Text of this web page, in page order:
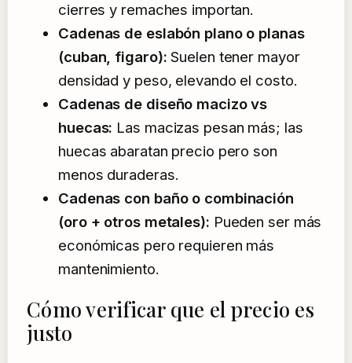
cierres y remaches importan.
Cadenas de eslabón plano o planas
(cuban, figaro): Suelen tener mayor
densidad y peso, elevando el costo.
Cadenas de diseño macizo vs
huecas: Las macizas pesan más; las
huecas abaratan precio pero son
menos duraderas.
Cadenas con baño o combinación
(oro + otros metales): Pueden ser más
económicas pero requieren más
mantenimiento.
Cómo verificar que el precio es
justo